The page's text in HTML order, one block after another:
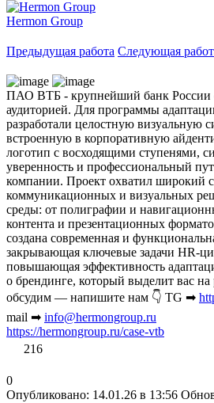
Hermon Group
Предыдущая работа Следующая
ПАО ВТБ - крупнейший банк России
аудиторией. Для программы
разработали целостную визуальную
встроенную в корпоративную
логотип с восходящими ступенями,
уверенность и профессиональный
компании. Проект охватил широкий
коммуникационных и визуальных
среды: от полиграфии и
контента и презентационных
создана современная и
закрывающая ключевые задачи HR-
повышающая эффективность
о брендинге, который выделит вас
обсудим — напишите нам 👇 TG ➡︎
mail ➡︎ info@hermongroup.ru
https://hermongroup.ru/case-vtb
216
0
Опубликовано: 14.01.26 в 13:56